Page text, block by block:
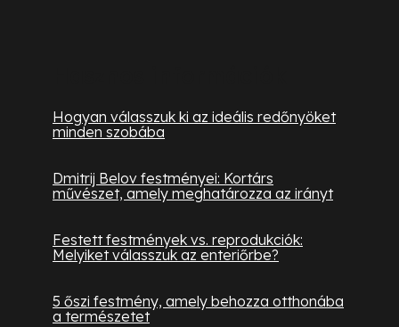
Hogyan válasszuk ki az ideális redőnyöket
minden szobába
Dmitrij Belov festményei: Kortárs
művészet, amely meghatározza az irányt
Festett festmények vs. reprodukciók:
Melyiket válasszuk az enteriőrbe?
5 őszi festmény, amely behozza otthonába
a természetet